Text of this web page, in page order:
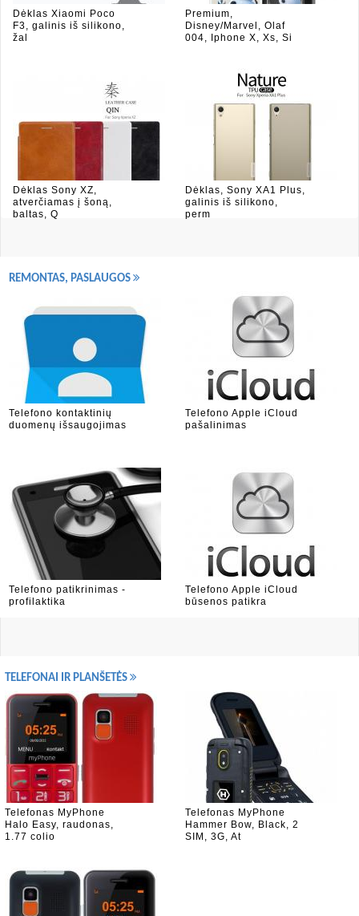
Dėklas Xiaomi Poco
F3, galinis iš silikono,
žal
Premium,
Disney/Marvel, Olaf
004, Iphone X, Xs, Si
Dėklas Sony XZ,
atverčiamas į šoną,
baltas, Q
Dėklas, Sony XA1 Plus,
galinis iš silikono,
perm
REMONTAS, PASLAUGOS
Telefono kontaktinių
duomenų išsaugojimas
Telefono Apple iCloud
pašalinimas
Telefono patikrinimas -
profilaktika
Telefono Apple iCloud
būsenos patikra
TELEFONAI IR PLANŠETĖS
Telefonas MyPhone
Halo Easy, raudonas,
1.77 colio
Telefonas MyPhone
Hammer Bow, Black, 2
SIM, 3G, At